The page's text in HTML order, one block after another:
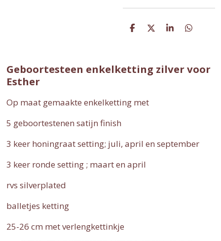
D
n
D
S
e
D
n
Geboortesteen enkelketting zilver voor
Esther
Op maat gemaakte enkelketting met
5 geboortestenen satijn finish
3 keer honingraat setting; juli, april en september
3 keer ronde setting ; maart en april
rvs silverplated
balletjes ketting
25-26 cm met verlengkettinkje